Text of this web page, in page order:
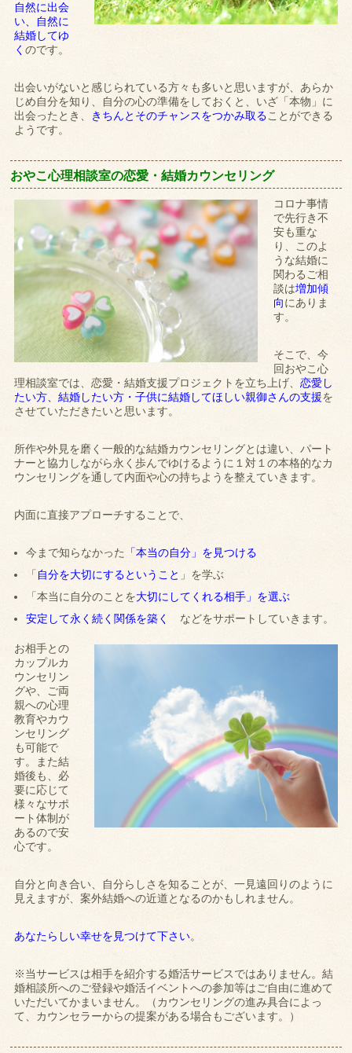
自然に出会
い、自然に
結婚してゆ
くのです。
出会いがないと感じられている方々も多いと思いますが、あらか
じめ自分を知り、自分の心の準備をしておくと、いざ「本物」に
出会ったとき、 きちんとそのチャンスをつかみ取ることができる
ようです。
おやこ心理相談室の恋愛・結婚カウンセリング
コロナ事情
で先行き不
安も重な
り、このよ
うな結婚に
関わるご相
談は増加傾
向にありま
す。
そこで、今
回おやこ心
理相談室では、恋愛・結婚支援プロジェクトを立ち上げ、恋愛し
たい方、結婚したい方・子供に結婚してほしい親御さんの支援を
させていただきたいと思います。
所作や外見を磨く一般的な結婚カウンセリングとは違い、パート
ナーと協力しながら永く歩んでゆけるように１対１の本格的なカ
ウンセリングを通して内面や心の持ちようを整えていきます。
内面に直接アプローチすることで、
今まで知らなかった 「本当の自分」を見つける
「自分を大切にするということ 」を学ぶ
「本当に自分のことを大切にしてくれる相手」を選ぶ
安定して永く続く関係を築く
などをサポートしていきます。
お相手との
カップルカ
ウンセリン
グや、ご両
親への心理
教育やカウ
ンセリング
も可能で
す。また結
婚後も、必
要に応じて
様々なサポ
ート体制が
あるので安
心です。
自分と向き合い、自分らしさを知ることが、一見遠回りのように
見えますが、案外結婚への近道となるのかもしれません。
あなたらしい幸せを見つけて下さい。
※当サービスは相手を紹介する婚活サービスではありません。結
婚相談所へのご登録や婚活イベントへの参加等はご自由に進めて
いただいてかまいません。（カウンセリングの進み具合によっ
て、カウンセラーからの提案がある場合もございます。）